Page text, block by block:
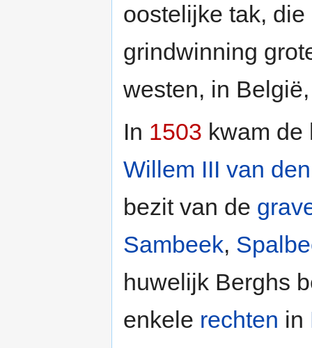
oostelijke tak,
grindwinning
westen, in
In 1503 kwam
Willem III van
bezit van de
Sambeek,
huwelijk Berghs
enkele rechten in